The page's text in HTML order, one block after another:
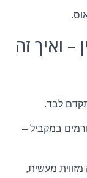
– ואיך זה
לבד.
במקביל –
מעשית,